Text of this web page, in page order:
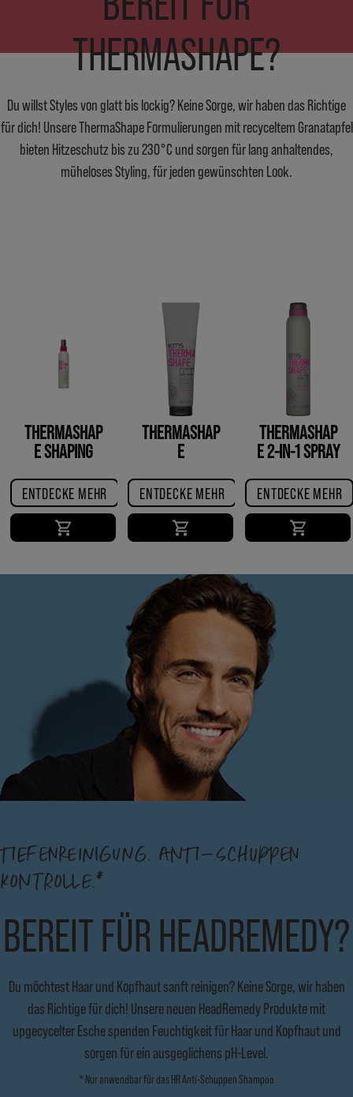
THERMASHAPE?
Du willst Styles von glatt bis lockig? Keine Sorge, wir haben das Richtige
für dich! Unsere ThermaShape Formulierungen mit recyceltem Granatapfel
bieten Hitzeschutz bis zu 230°C und sorgen für lang anhaltendes,
müheloses Styling, für jeden gewünschten Look.
THERMASHAP
E SHAPING
ENTDECKE MEHR
THERMASHAP
E
G CREME
ENTDECKE MEHR
THERMASHAP
E 2-IN-1 SPRAY
ENTDECKE MEHR
TIEFENREINIGUNG. ANTI-SCHUPPEN
KONTROLLE.*
BEREIT FÜR HEADREMEDY?
Du möchtest Haar und Kopfhaut sanft reinigen? Keine Sorge, wir haben
das Richtige für dich! Unsere neuen HeadRemedy Produkte mit
upgecycelter Esche spenden Feuchtigkeit für Haar und Kopfhaut und
sorgen für ein ausgeglichens pH-Level.
* Nur anwendbar für das HR Anti-Schuppen Shampoo